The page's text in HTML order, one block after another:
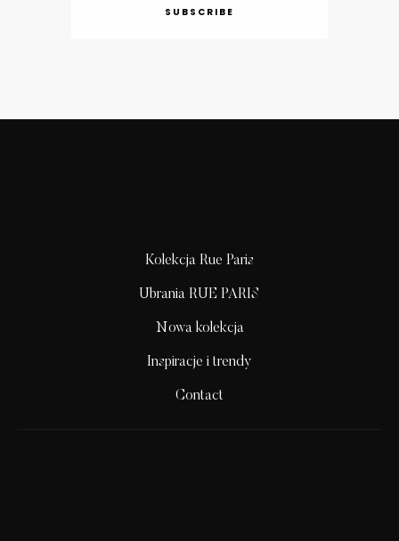
SUBSCRIBE
Kolekcja Rue Paris
Ubrania RUE PARIS
Nowa kolekcja
Inspiracje i trendy
Contact